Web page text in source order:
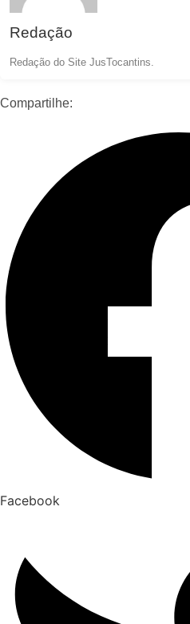
Redação
Redação do Site JusTocantins.
Compartilhe:
Facebook